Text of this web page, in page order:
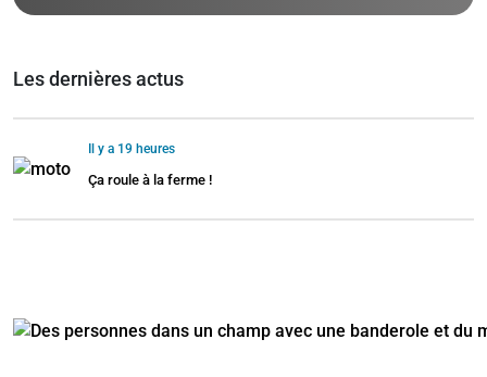
Les dernières actus
Il y a 19 heures
Ça roule à la ferme !